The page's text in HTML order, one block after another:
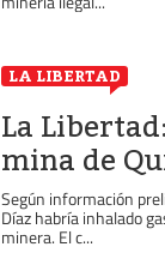
LA LIBERTAD
La
mina de
Según información
Díaz habría inhalado
minera. El c...